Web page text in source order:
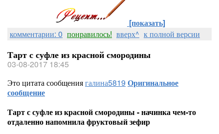
[показать]
комментарии: 0 понравилось! вверх^ к полной версии
Тарт с суфле из красной смородины
03-08-2017 18:45
Это цитата сообщениягалина5819 Оригинальное
сообщение
Тарт с суфле из красной смородины - начинка чем-то
отдаленно напомнила фруктовый зефир